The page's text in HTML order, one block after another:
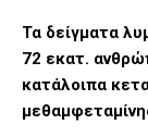
Τα δείγματα
72 εκατ.
κατάλοιπα